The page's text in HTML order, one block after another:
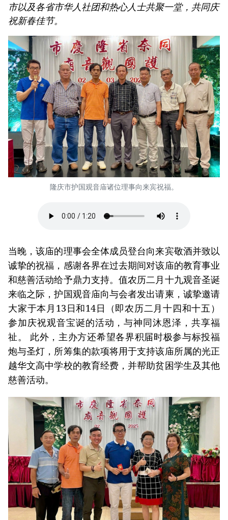
市以及各省市华人社团和热心人士共聚一堂，共同庆
祝新春佳节。
隆庆市护国观音庙诸位理事向来宾祝福。
当晚，该庙的理事会全体成员登台向来宾敬酒并致以
诚挚的祝福，感谢各界在过去期间对该庙的教育事业
和慈善活动给予鼎力支持。值农历二月十九观音圣诞
来临之际，护国观音庙向与会者发出请柬，诚挚邀请
大家于本月13日和14日（即农历二月十四和十五）
参加庆祝观音宝诞的活动，与神同沐恩泽，共享福
祉。 此外，主办方还希望各界积届时极参与标投福
炮与圣灯，所筹集的款项将用于支持该庙所属的光正
越华文高中学校的教育经费，并帮助贫困学生及其他
慈善活动。